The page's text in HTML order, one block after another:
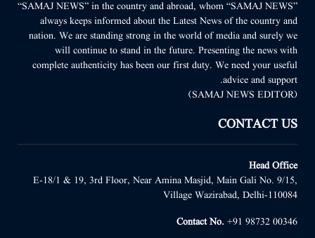
“SAMAJ NEWS” in the country and abroad, whom “SAMAJ NEWS”
always keeps informed about the Latest News of the country and
nation. We are standing strong in the world of media and surely we
will continue to stand in the future. Presenting the news with
complete authenticity has been our first duty. We need your useful
advice and support.
(SAMAJ NEWS EDITOR)
CONTACT US
Head Office
E-18/1 & 19, 3rd Floor, Near Amina Masjid, Main Gali No. 9/15,
Village Wazirabad, Delhi-110084
Contact No. +91 98732 00346